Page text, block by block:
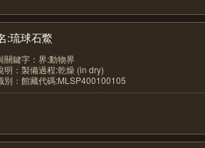
:琉球石鱉
關鍵字：界:動物界
明：製備過程:乾燥 (in dry)
別：館藏代碼:MLSP400100105